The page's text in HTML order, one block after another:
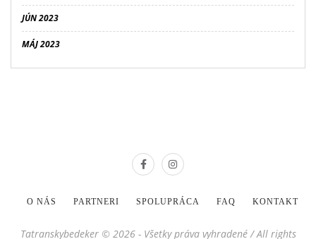
JÚN 2023
MÁJ 2023
O NÁS PARTNERI SPOLUPRÁCA FAQ KONTAKT
Tatranskybedeker © 2026 - Všetky práva vyhradené / All rights